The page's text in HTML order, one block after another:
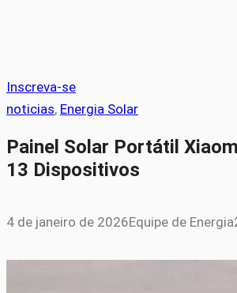
Inscreva-se
noticias, Energia Solar
Painel Solar Portátil
13 Dispositivos
4 de janeiro de 2026Equipe de Energia